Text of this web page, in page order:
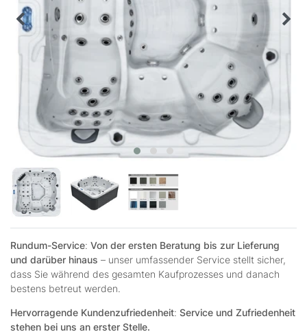
Rundum-Service: Von der ersten Beratung bis zur Lieferung
und darüber hinaus – unser umfassender Service stellt sicher,
dass Sie während des gesamten Kaufprozesses und danach
bestens betreut werden.
Hervorragende Kundenzufriedenheit: Service und Zufriedenheit
stehen bei uns an erster Stelle.